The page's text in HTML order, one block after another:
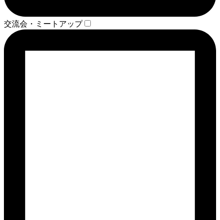
交流会・ミートアップ